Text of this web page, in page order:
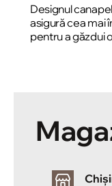
Designul
asigură cea mai
pentru a găzdui